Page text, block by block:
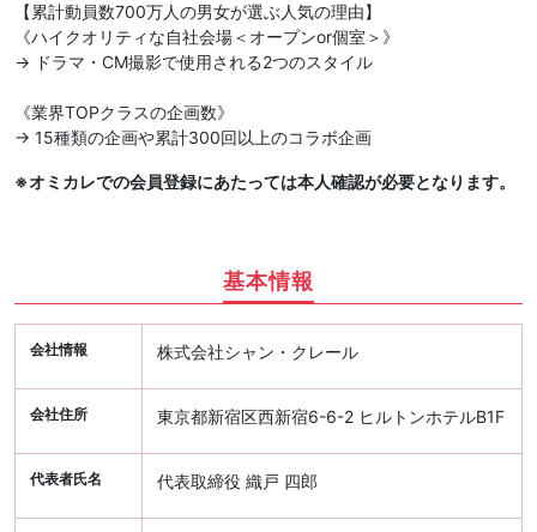
【累計動員数700万人の男女が選ぶ人気の理由】
《ハイクオリティな自社会場＜オープンor個室＞》
→ ドラマ・CM撮影で使用される2つのスタイル
《業界TOPクラスの企画数》
→ 15種類の企画や累計300回以上のコラボ企画
※オミカレでの会員登録にあたっては本人確認が必要となります。
基本情報
会社情報 株式会社シャン・クレール
会社住所 東京都新宿区西新宿6-6-2 ヒルトンホテルB1F
代表者氏名 代表取締役 織戸 四郎